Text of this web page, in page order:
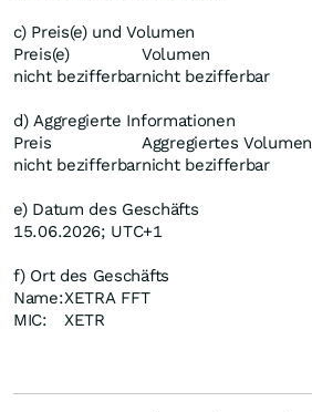
c) Preis(e) und Volumen
Preis(e)
Volumen
nicht bezifferbarnicht bezifferbar
d) Aggregierte Informationen
Preis
Aggregiertes Volumen
nicht bezifferbarnicht bezifferbar
e) Datum des Geschäfts
15.06.2026; UTC+1
f) Ort des Geschäfts
Name:XETRA FFT
MIC:
XETR